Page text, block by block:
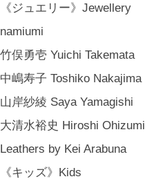
《ジュエリー》Jewellery
namiumi
竹俣勇壱 Yuichi Takemata
中嶋寿子 Toshiko Nakajima
山岸紗綾 Saya Yamagishi
大清水裕史 Hiroshi Ohizumi
Leathers by Kei Arabuna
《キッズ》Kids